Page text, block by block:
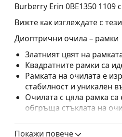
Burberry Erin 0BE1350 1109
Вижте как изглеждате с
Диоптрични очила – рамки
Златният цвят на
Квадратните рамки са
Рамката на очилата е
стабилност и уникален
Очилата с цяла рамка са
обгръща стъклата на
Покажи повече